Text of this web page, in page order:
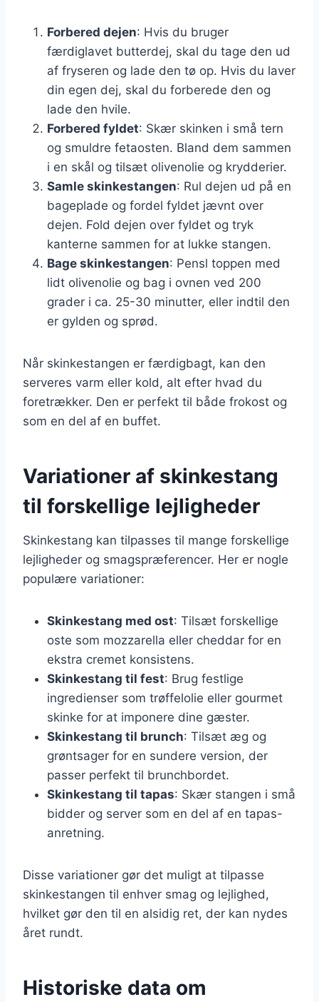
Forbered dejen: Hvis du bruger
færdiglavet butterdej, skal du tage den ud
af fryseren og lade den tø op. Hvis du laver
din egen dej, skal du forberede den og
lade den hvile.
Forbered fyldet: Skær skinken i små tern
og smuldre fetaosten. Bland dem sammen
i en skål og tilsæt olivenolie og krydderier.
Samle skinkestangen: Rul dejen ud på en
bageplade og fordel fyldet jævnt over
dejen. Fold dejen over fyldet og tryk
kanterne sammen for at lukke stangen.
Bage skinkestangen: Pensl toppen med
lidt olivenolie og bag i ovnen ved 200
grader i ca. 25-30 minutter, eller indtil den
er gylden og sprød.
Når skinkestangen er færdigbagt, kan den
serveres varm eller kold, alt efter hvad du
foretrækker. Den er perfekt til både frokost og
som en del af en buffet.
Variationer af skinkestang
til forskellige lejligheder
Skinkestang kan tilpasses til mange forskellige
lejligheder og smagspræferencer. Her er nogle
populære variationer:
Skinkestang med ost: Tilsæt forskellige
oste som mozzarella eller cheddar for en
ekstra cremet konsistens.
Skinkestang til fest: Brug festlige
ingredienser som trøffelolie eller gourmet
skinke for at imponere dine gæster.
Skinkestang til brunch: Tilsæt æg og
grøntsager for en sundere version, der
passer perfekt til brunchbordet.
Skinkestang til tapas: Skær stangen i små
bidder og server som en del af en tapas-
anretning.
Disse variationer gør det muligt at tilpasse
skinkestangen til enhver smag og lejlighed,
hvilket gør den til en alsidig ret, der kan nydes
året rundt.
Historiske data om